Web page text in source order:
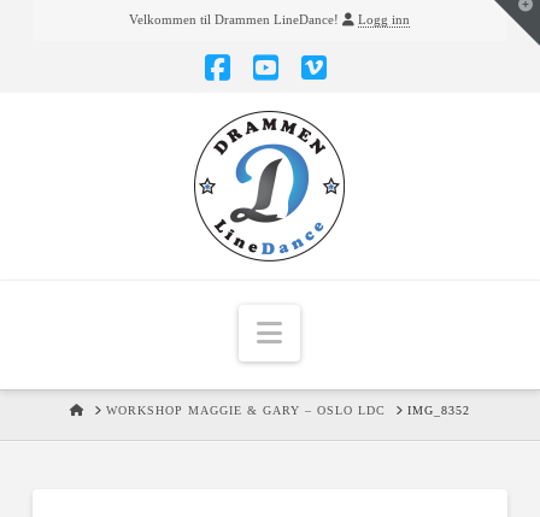
Velkommen til Drammen LineDance! Logg inn
Navigation
HOMEWORKSHOP MAGGIE & GARY – OSLO LDC IMG_8352